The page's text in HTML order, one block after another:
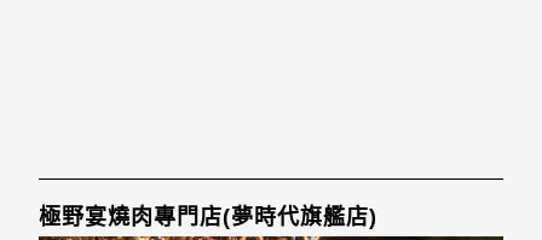
極野宴燒肉專門店(夢時代旗艦店)